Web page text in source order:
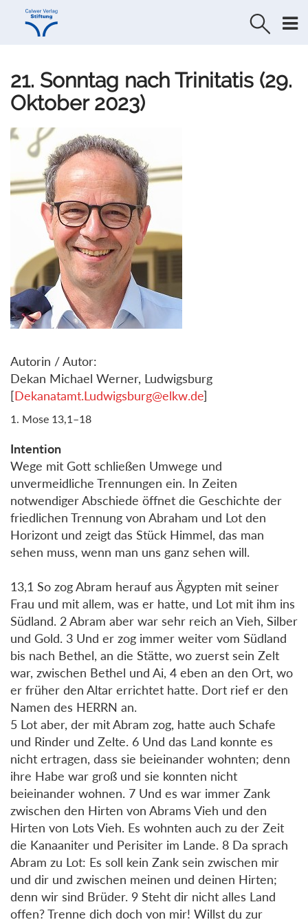
Direkt
Direkt
21. Sonntag nach Trinitatis (29.
Oktober 2023)
Autorin / Autor:
Dekan Michael Werner, Ludwigsburg
[Dekanatamt.Ludwigsburg@elkw.de]
1. Mose 13,1–18
Intention
Wege mit Gott schließen Umwege und
unvermeidliche Trennungen ein. In Zeiten
notwendiger Abschiede öffnet die Geschichte der
friedlichen Trennung von Abraham und Lot den
Horizont und zeigt das Stück Himmel, das man
sehen muss, wenn man uns ganz sehen will.
13,1 So zog Abram herauf aus Ägypten mit seiner
Frau und mit allem, was er hatte, und Lot mit ihm ins
Südland. 2 Abram aber war sehr reich an Vieh, Silber
und Gold. 3 Und er zog immer weiter vom Südland
bis nach Bethel, an die Stätte, wo zuerst sein Zelt
war, zwischen Bethel und Ai, 4 eben an den Ort, wo
er früher den Altar errichtet hatte. Dort rief er den
Namen des HERRN an.
5 Lot aber, der mit Abram zog, hatte auch Schafe
und Rinder und Zelte. 6 Und das Land konnte es
nicht ertragen, dass sie beieinander wohnten; denn
ihre Habe war groß und sie konnten nicht
beieinander wohnen. 7 Und es war immer Zank
zwischen den Hirten von Abrams Vieh und den
Hirten von Lots Vieh. Es wohnten auch zu der Zeit
die Kanaaniter und Perisiter im Lande. 8 Da sprach
Abram zu Lot: Es soll kein Zank sein zwischen mir
und dir und zwischen meinen und deinen Hirten;
denn wir sind Brüder. 9 Steht dir nicht alles Land
offen? Trenne dich doch von mir! Willst du zur